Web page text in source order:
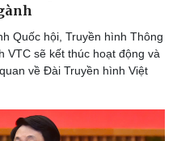
Quốc hội, Truyền hình Thông
VTC sẽ kết thúc hoạt động và
về Đài Truyền hình Việt